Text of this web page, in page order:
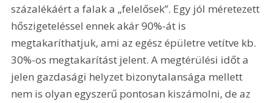
százalékáért a falak a „felelősek”. Egy jól méretezett
hőszigeteléssel ennek akár 90%-át is
megtakaríthatjuk, ami az egész épületre vetítve kb.
30%-os megtakarítást jelent. A megtérülési időt a
jelen gazdasági helyzet bizonytalansága mellett
nem is olyan egyszerű pontosan kiszámolni, de az